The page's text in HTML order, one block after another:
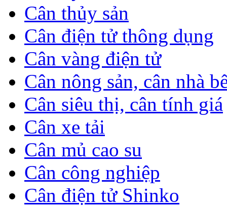
Cân thủy sản
Cân điện tử thông dụng
Cân vàng điện tử
Cân nông sản, cân nhà
Cân siêu thị, cân tính giá
Cân xe tải
Cân mủ cao su
Cân công nghiệp
Cân điện tử Shinko